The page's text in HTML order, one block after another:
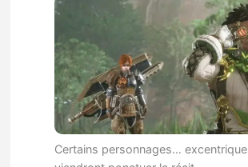
Certains personnages…